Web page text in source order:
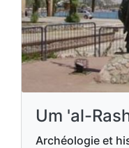
Um 'al-
Archéologie et